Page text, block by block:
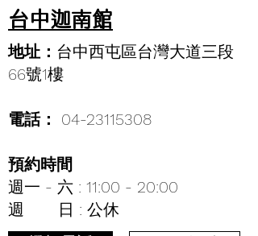
台中迦南館
地址： 台中西屯區台灣大道三段
66號1樓
電話： 04-23115308
預約時間
週一 - 六 : 11:00 - 20:00
週 日 : 公休